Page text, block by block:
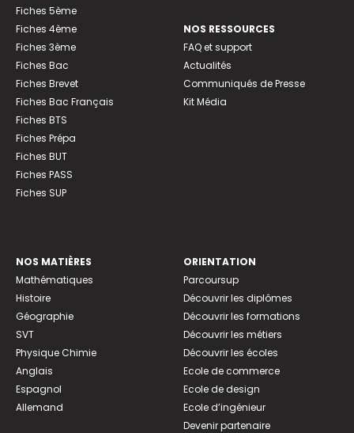
Fiches 5ème
Fiches 4ème
Fiches 3ème
Fiches Bac
Fiches Brevet
Fiches Bac Français
Fiches BTS
Fiches Prépa
Fiches BUT
Fiches PASS
Fiches SUP
NOS RESSOURCES
FAQ et support
Actualités
Communiqués de Presse
Kit Média
NOS MATIÈRES
Mathématiques
Histoire
Géographie
SVT
Physique Chimie
Anglais
Espagnol
Allemand
ORIENTATION
Parcoursup
Découvrir les diplômes
Découvrir les formations
Découvrir les métiers
Découvrir les écoles
Ecole de commerce
Ecole de design
Ecole d’ingénieur
Devenir partenaire